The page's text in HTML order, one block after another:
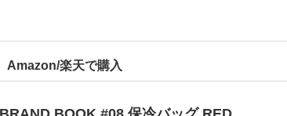
Amazon/楽天で購入